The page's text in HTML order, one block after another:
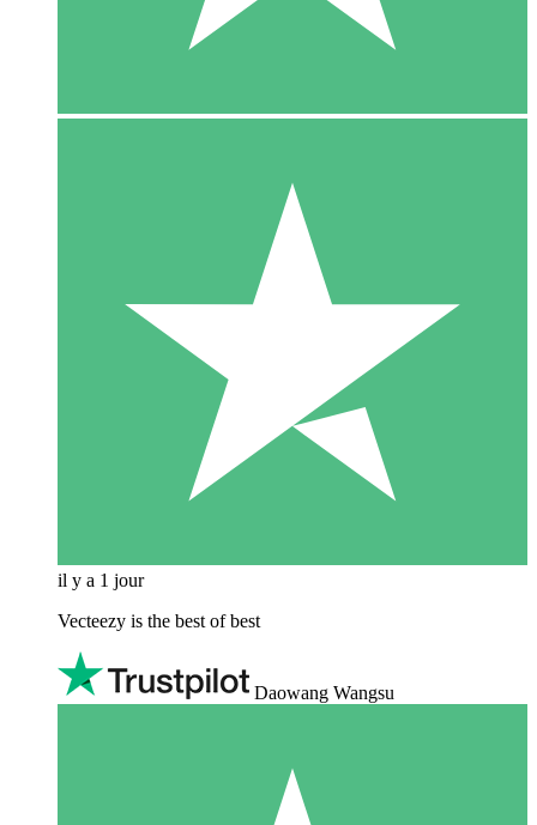
il y a 1 jour
Vecteezy is the best of best
Daowang Wangsu